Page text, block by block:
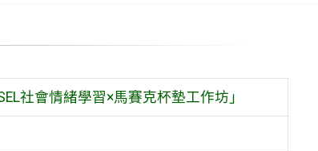
社會情緒學習×馬賽克杯墊工作坊」